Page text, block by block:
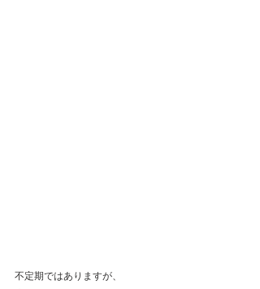
不定期ではありますが、